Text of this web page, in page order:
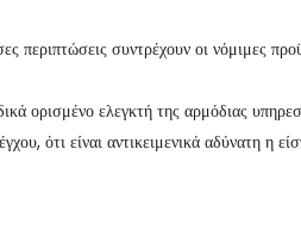
περιπτώσεις συντρέχουν οι νόμιμες
ορισμένο ελεγκτή της αρμόδιας
ότι είναι αντικειμενικά αδύνατη η